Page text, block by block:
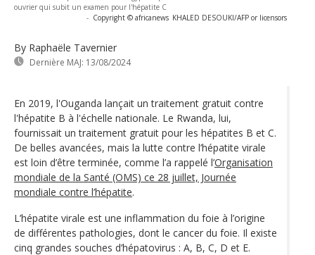
ouvrier qui subit un examen pour l'hépatite C
- Copyright © africanews KHALED DESOUKI/AFP or licensors
By Raphaële Tavernier
Dernière MAJ: 13/08/2024
En 2019, l'Ouganda lançait un traitement gratuit contre
l'hépatite B à l'échelle nationale. Le Rwanda, lui,
fournissait un traitement gratuit pour les hépatites B et C.
De belles avancées, mais la lutte contre l’hépatite virale
est loin d’être terminée, comme l’a rappelé l’Organisation
mondiale de la Santé (OMS) ce 28 juillet, Journée
mondiale contre l’hépatite.
L’hépatite virale est une inflammation du foie à l’origine
de différentes pathologies, dont le cancer du foie. Il existe
cinq grandes souches d’hépatovirus : A, B, C, D et E.